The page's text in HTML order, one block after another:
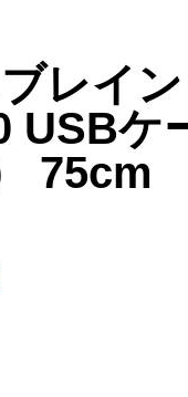
レイン
USBケ
75cm